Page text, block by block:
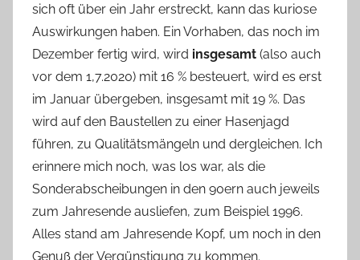
sich oft über ein Jahr erstreckt, kann das kuriose
Auswirkungen haben. Ein Vorhaben, das noch im
Dezember fertig wird, wird insgesamt (also auch
vor dem 1,7.2020) mit 16 % besteuert, wird es erst
im Januar übergeben, insgesamt mit 19 %. Das
wird auf den Baustellen zu einer Hasenjagd
führen, zu Qualitätsmängeln und dergleichen. Ich
erinnere mich noch, was los war, als die
Sonderabscheibungen in den 90ern auch jeweils
zum Jahresende ausliefen, zum Beispiel 1996.
Alles stand am Jahresende Kopf, um noch in den
Genuß der Vergünstigung zu kommen.